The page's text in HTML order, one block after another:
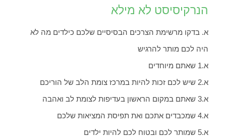
הנרקיסיסט לא מילא
א. בדקו מרשימת הצרכים הבסיסיים שלכם כילדים מה לא
היה לכם מותר להרגיש
א.1 שאתם מיוחדים
א.2 שיש לכם זכות להיות במרכז צומת הלב של הוריכם
א.3 שאתם במקום הראשון בעדיפות לצומת לב ואהבה
א.4 שמכבדים אתכם ואת תפיסת המציאות שלכם
א.5 שמותר לכם ובטוח לכם להיות ילדים